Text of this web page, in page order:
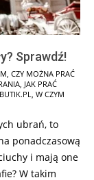
Sprawdź!
, CZY MOŻNA PRAĆ
, JAK PRAĆ
, W CZYM
ubrań, to
ponadczasową
i mają one
W takim